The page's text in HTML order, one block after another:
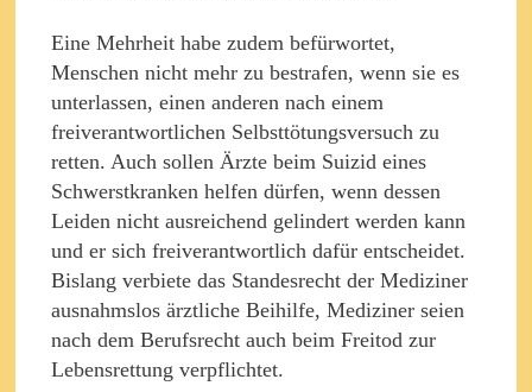
Eine Mehrheit habe zudem befürwortet,
Menschen nicht mehr zu bestrafen, wenn sie es
unterlassen, einen anderen nach einem
freiverantwortlichen Selbsttötungsversuch zu
retten. Auch sollen Ärzte beim Suizid eines
Schwerstkranken helfen dürfen, wenn dessen
Leiden nicht ausreichend gelindert werden kann
und er sich freiverantwortlich dafür entscheidet.
Bislang verbiete das Standesrecht der Mediziner
ausnahmslos ärztliche Beihilfe, Mediziner seien
nach dem Berufsrecht auch beim Freitod zur
Lebensrettung verpflichtet.